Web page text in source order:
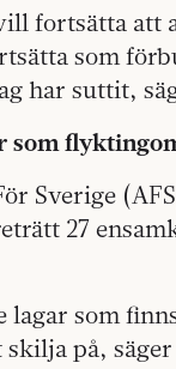
fortsätta att
som
har suttit,
som
Sverige
27
lagar som
på,